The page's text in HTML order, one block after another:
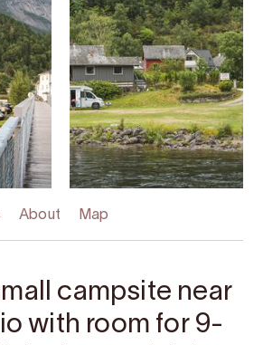
About Map
campsite near
with room for 9-